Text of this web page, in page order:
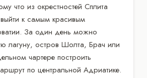
что из окрестностей Сплита
к самым красивым
За один день можно
лагуну, остров Шолта, Брач или
чартере построить
по центральной Адриатике.